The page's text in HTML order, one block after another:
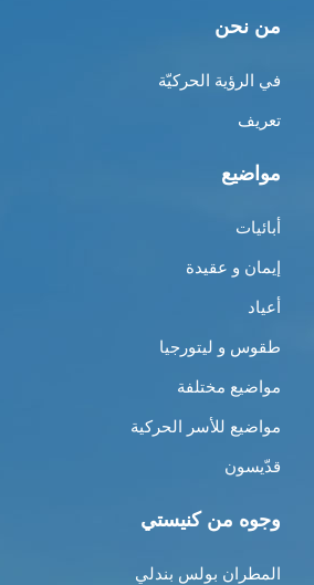
من نحن
في الرؤية الحركيّة
تعريف
مواضيع
أبائيات
إيمان و عقيدة
أعياد
طقوس و ليتورجيا
مواضيع مختلفة
مواضيع للأسر الحركية
قدّيسون
وجوه من كنيستي
المطران بولس بندلي